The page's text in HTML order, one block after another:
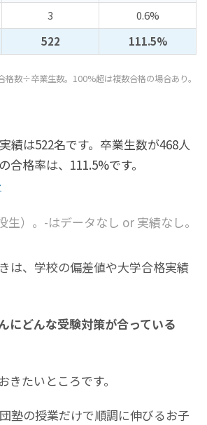
3
0.6%
522 111.5%
格数÷卒業生数。100%超は複数合格の場合あり。
績は522名です。卒業生数が468人
合格率は、111.5%です。
生）。-はデータなし or 実績なし。
は、学校の偏差値や大学合格実績
にどんな受験対策が合っている
きたいところです。
塾の授業だけで順調に伸びるお子